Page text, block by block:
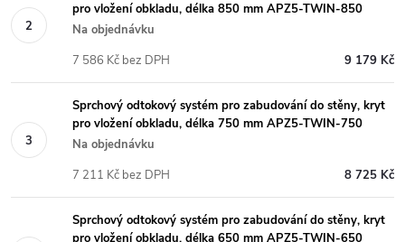
pro vložení obkladu, délka 850 mm APZ5-TWIN-850
Na objednávku
9 179 Kč
7 586 Kč bez DPH
Sprchový odtokový systém pro zabudování do stěny, kryt
pro vložení obkladu, délka 750 mm APZ5-TWIN-750
Na objednávku
8 725 Kč
7 211 Kč bez DPH
Sprchový odtokový systém pro zabudování do stěny, kryt
pro vložení obkladu, délka 650 mm APZ5-TWIN-650